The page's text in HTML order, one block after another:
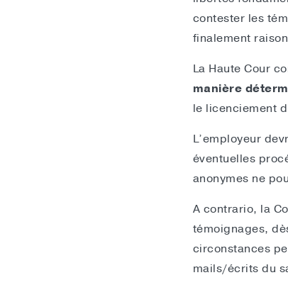
contester les
finalement
La Haute Cour
manière
le licenciement
L’employeur
éventuelles
anonymes ne
A contrario, la
témoignages,
circonstances
mails/écrits du